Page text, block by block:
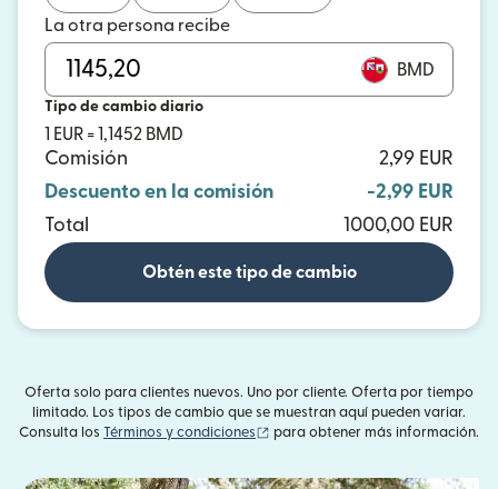
La otra persona recibe
BMD
Tipo de cambio diario
1 EUR = 1,1452 BMD
Comisión
2,99 EUR
Descuento en la comisión
-2,99 EUR
Total
1000,00 EUR
Obtén este tipo de cambio
Oferta solo para clientes nuevos. Uno por cliente. Oferta por tiempo
limitado. Los tipos de cambio que se muestran aquí pueden variar.
Consulta los Términos y condiciones (se abre en una ventana nueva)
para obtener más información.